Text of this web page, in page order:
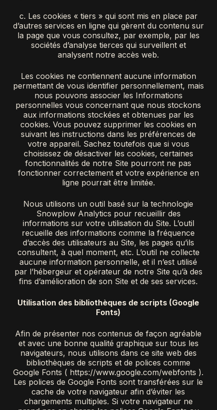
c. Les cookies « tiers » qui sont mis en place par
d’autres services en ligne qui gèrent du contenu sur
la page que vous consultez, par exemple, par les
sociétés d’analyse tierces qui surveillent et
analysent notre accès web.
Les cookies ne contiennent aucune information
permettant de vous identifier personnellement, mais
nous pouvons associer les Informations
personnelles vous concernant que nous stockons
aux informations stockées et obtenues par les
cookies. Vous pouvez supprimer les cookies en
suivant les instructions dans les préférences de
votre appareil. Sachez toutefois que si vous
choisissez de désactiver les cookies, certaines
fonctionnalités de notre Site pourront ne pas
fonctionner correctement et votre expérience en
ligne pourrait être limitée.
Nous utilisons un outil basé sur la technologie
Snowplow Analytics pour recueillir des
informations sur votre utilisation du Site. L’outil
recueille des informations comme la fréquence
d’accès des utilisateurs au Site, les pages qu’ils
consultent, à quel moment, etc. L’outil ne collecte
aucune information personnelle, et il n’est utilisé
par l’hébergeur et opérateur de notre Site qu’à des
fins d’amélioration de son Site et de ses services.
Utilisation des bibliothèques de scripts (Google
Fonts)
Afin de présenter nos contenus de façon agréable
et avec une bonne qualité graphique sur tous les
navigateurs, nous utilisons dans ce site web des
bibliothèques de scripts et de polices comme
Google Fonts ( https://www.google.com/webfonts ).
Les polices de Google Fonts sont transférées sur le
cache de votre navigateur afin d’éviter les
chargements multiples. Si votre navigateur ne